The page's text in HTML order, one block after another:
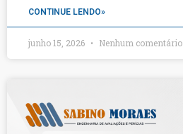
CONTINUE LENDO»
junho 15, 2026 Nenhum comentário